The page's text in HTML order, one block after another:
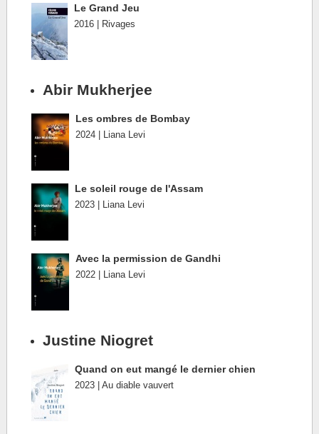
Le Grand Jeu
2016 | Rivages
Abir Mukherjee
Les ombres de Bombay
2024 | Liana Levi
Le soleil rouge de l'Assam
2023 | Liana Levi
Avec la permission de Gandhi
2022 | Liana Levi
Justine Niogret
Quand on eut mangé le dernier chien
2023 | Au diable vauvert